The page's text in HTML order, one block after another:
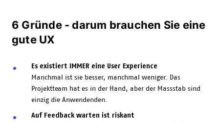
6 Gründe - darum brauchen Sie eine
gute UX
Es existiert IMMER eine User Experience
Manchmal ist sie besser, manchmal weniger. Das
Projektteam hat es in der Hand, aber der Massstab sind
einzig die Anwendenden.
Auf Feedback warten ist riskant